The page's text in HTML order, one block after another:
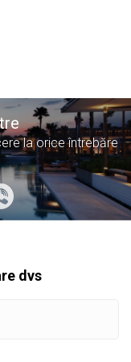
la orice întrebăre
dvs